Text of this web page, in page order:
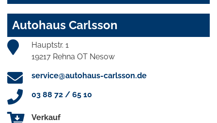
Autohaus Carlsson
Hauptstr. 1
19217 Rehna OT Nesow
service@autohaus-carlsson.de
03 88 72 / 65 10
Verkauf